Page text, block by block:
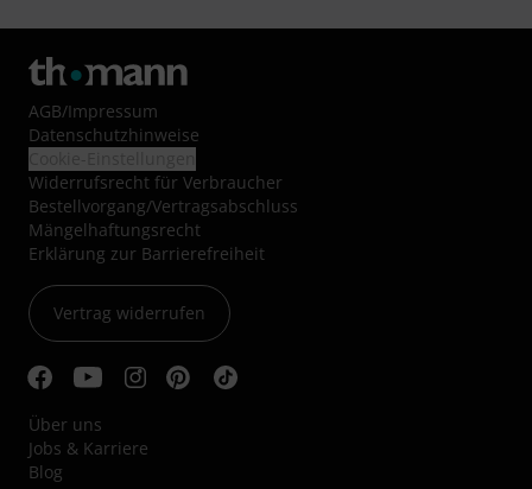
AGB/Impressum
Datenschutzhinweise
Widerrufsrecht für Verbraucher
Bestellvorgang/Vertragsabschluss
Mängelhaftungsrecht
Erklärung zur Barrierefreiheit
Vertrag widerrufen
Über uns
Jobs & Karriere
Blog